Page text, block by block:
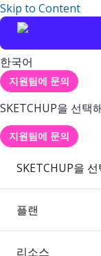
Skip to Content
한국어
지원팀에 문의
SKETCHUP을 선택
지원팀에 문의
SKETCHUP을
플랜
리소스